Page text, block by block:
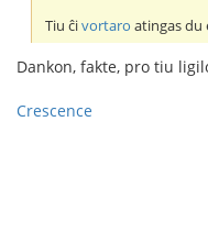
Tiu ĉivortaro atingas du
Dankon, fakte, pro tiu
Crescence